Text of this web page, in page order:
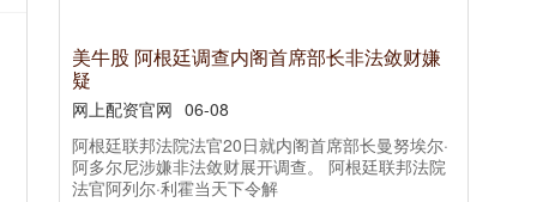
美牛股 阿根廷调查内阁首席部长非法敛财嫌
疑
网上配资官网 06-08
阿根廷联邦法院法官20日就内阁首席部长曼努埃尔·
阿多尔尼涉嫌非法敛财展开调查。 阿根廷联邦法院
法官阿列尔·利霍当天下令解